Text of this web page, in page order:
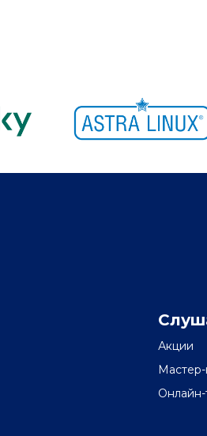
Акции
Онлайн-